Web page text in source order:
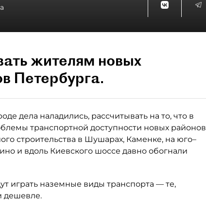
жителям новых
Петербурга.
дела наладились, рассчитывать на то, что в
транспортной доступности новых районов
строительства в Шушарах, Каменке, на юго–
и вдоль Киевского шоссе давно обогнали
играть наземные виды транспорта — те,
дешевле.